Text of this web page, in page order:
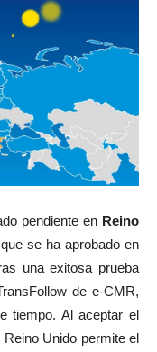
pendiente en Reino
se ha aprobado en
una exitosa prueba
de e-CMR,
tiempo. Al aceptar el
Unido permite el